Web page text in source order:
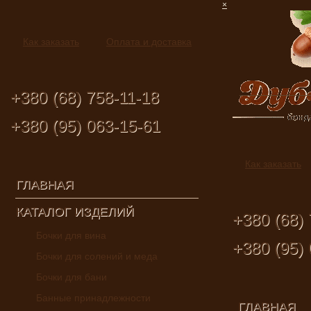
×
Как заказать Оплата и доставка
+380 (68) 758-11-18
+380 (95) 063-15-61
ГЛАВНАЯ
КАТАЛОГ ИЗДЕЛИЙ
Бочки для вина
Бочки для солений и меда
Бочки для бани
Банные принадлежности
Как заказать
+380 (68)
+380 (95)
ГЛАВНАЯ